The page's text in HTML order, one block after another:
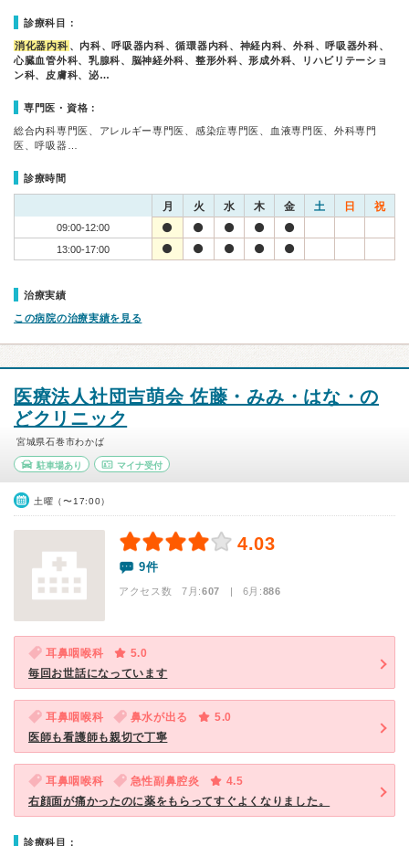
診療科目：
消化器内科 、内科、呼吸器内科、循環器内科、神経内科、外科、呼吸器外科、
心臓血管外科、乳腺科、脳神経外科、整形外科、形成外科、リハビリテーショ
ン科、皮膚科、泌…
専門医・資格：
総合内科専門医、アレルギー専門医、感染症専門医、血液専門医、外科専門
医、呼吸器…
診療時間
月 火 水 木 金 土 日 祝
09:00-12:00
13:00-17:00
治療実績
この病院の治療実績を見る
医療法人社団吉萌会 佐藤・みみ・はな・の
どクリニック
宮城県石巻市わかば
駐車場あり マイナ受付
土曜（〜17:00）
4.03
9件
アクセス数 7月:607 | 6月:886
耳鼻咽喉科
5.0
毎回お世話になっています
耳鼻咽喉科 鼻水が出る
5.0
医師も看護師も親切で丁寧
耳鼻咽喉科 急性副鼻腔炎
4.5
右顔面が痛かったのに薬をもらってすぐよくなりました。
診療科目：